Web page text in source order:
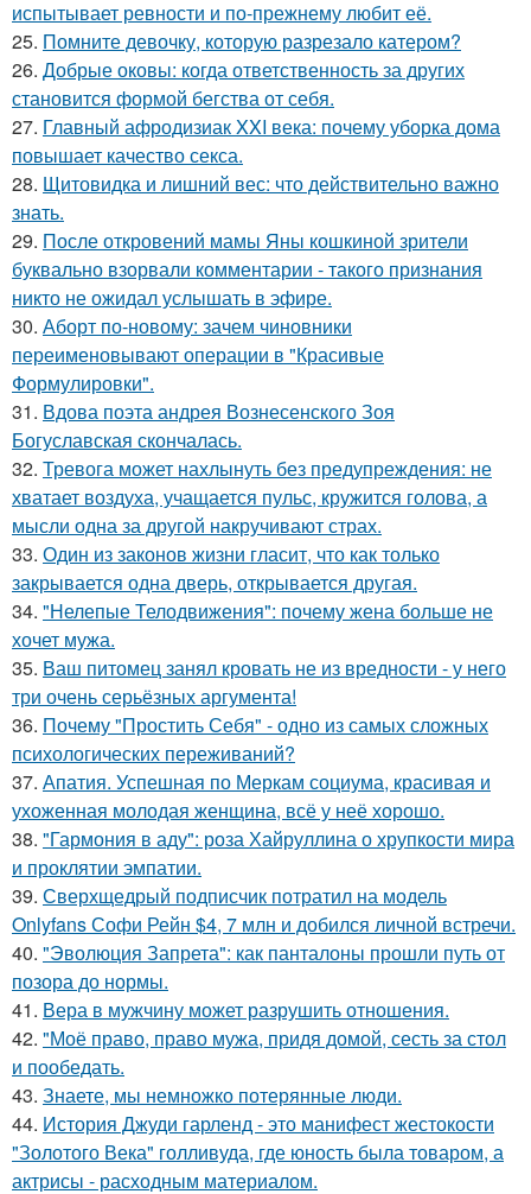
испытывает ревности и по-прежнему любит её.
25. Помните девочку, которую разрезало катером?
26. Добрые оковы: когда ответственность за других
становится формой бегства от себя.
27. Главный афродизиак XXI века: почему уборка дома
повышает качество секса.
28. Щитовидка и лишний вес: что действительно важно
знать.
29. После откровений мамы Яны кошкиной зрители
буквально взорвали комментарии - такого признания
никто не ожидал услышать в эфире.
30. Аборт по-новому: зачем чиновники
переименовывают операции в "Красивые
Формулировки".
31. Вдова поэта андрея Вознесенского Зоя
Богуславская скончалась.
32. Тревога может нахлынуть без предупреждения: не
хватает воздуха, учащается пульс, кружится голова, а
мысли одна за другой накручивают страх.
33. Один из законов жизни гласит, что как только
закрывается одна дверь, открывается другая.
34. "Нелепые Телодвижения": почему жена больше не
хочет мужа.
35. Ваш питомец занял кровать не из вредности - у него
три очень серьёзных аргумента!
36. Почему "Простить Себя" - одно из самых сложных
психологических переживаний?
37. Апатия. Успешная по Меркам социума, красивая и
ухоженная молодая женщина, всё у неё хорошо.
38. "Гармония в аду": роза Хайруллина о хрупкости мира
и проклятии эмпатии.
39. Сверхщедрый подписчик потратил на модель
Onlyfans Софи Рейн $4, 7 млн и добился личной встречи.
40. "Эволюция Запрета": как панталоны прошли путь от
позора до нормы.
41. Вера в мужчину может разрушить отношения.
42. "Моё право, право мужа, придя домой, сесть за стол
и пообедать.
43. Знаете, мы немножко потерянные люди.
44. История Джуди гарленд - это манифест жестокости
"Золотого Века" голливуда, где юность была товаром, а
актрисы - расходным материалом.